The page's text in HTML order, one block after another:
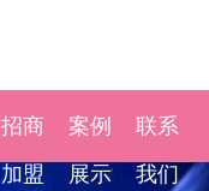
招商
加盟
案例
展示
联系
我们